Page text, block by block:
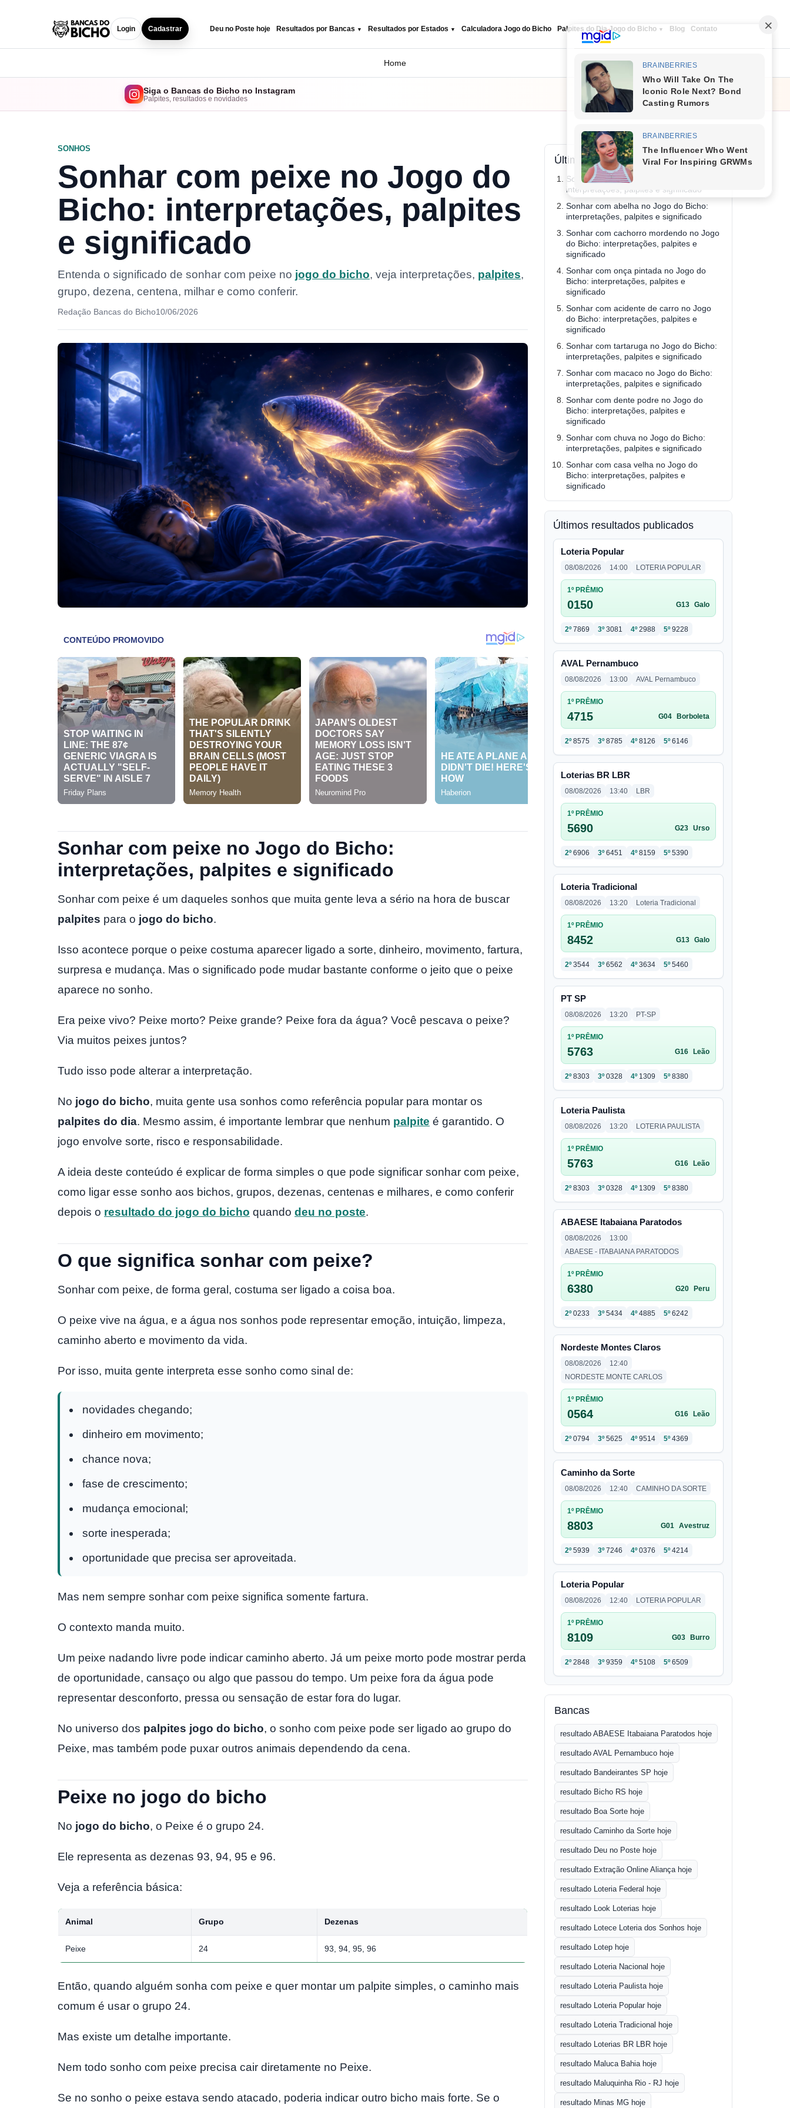
Login Cadastrar Deu no Poste hoje Resultados por Bancas Resultados por Estados Calculadora Jogo do Bicho Palpites do Dia Jogo do Bicho Blog Contato
Home
Siga o Bancas do Bicho no Instagram
Palpites, resultados e novidades
Seguir
SONHOS
Sonhar com peixe no Jogo do
Bicho: interpretações, palpites
e significado
Entenda o significado de sonhar com peixe no jogo do bicho, veja interpretações, palpites,
grupo, dezena, centena, milhar e como conferir.
Redação Bancas do Bicho10/06/2026
Sonhar com peixe no Jogo do Bicho:
interpretações, palpites e significado
Sonhar com peixe é um daqueles sonhos que muita gente leva a sério na hora de buscar
palpites para o jogo do bicho.
Isso acontece porque o peixe costuma aparecer ligado a sorte, dinheiro, movimento, fartura,
surpresa e mudança. Mas o significado pode mudar bastante conforme o jeito que o peixe
aparece no sonho.
Era peixe vivo? Peixe morto? Peixe grande? Peixe fora da água? Você pescava o peixe?
Via muitos peixes juntos?
Tudo isso pode alterar a interpretação.
No jogo do bicho, muita gente usa sonhos como referência popular para montar os
palpites do dia. Mesmo assim, é importante lembrar que nenhum palpite é garantido. O
jogo envolve sorte, risco e responsabilidade.
A ideia deste conteúdo é explicar de forma simples o que pode significar sonhar com peixe,
como ligar esse sonho aos bichos, grupos, dezenas, centenas e milhares, e como conferir
depois o resultado do jogo do bicho quando deu no poste.
O que significa sonhar com peixe?
Sonhar com peixe, de forma geral, costuma ser ligado a coisa boa.
O peixe vive na água, e a água nos sonhos pode representar emoção, intuição, limpeza,
caminho aberto e movimento da vida.
Por isso, muita gente interpreta esse sonho como sinal de:
novidades chegando;
dinheiro em movimento;
chance nova;
fase de crescimento;
mudança emocional;
sorte inesperada;
oportunidade que precisa ser aproveitada.
Mas nem sempre sonhar com peixe significa somente fartura.
O contexto manda muito.
Um peixe nadando livre pode indicar caminho aberto. Já um peixe morto pode mostrar perda
de oportunidade, cansaço ou algo que passou do tempo. Um peixe fora da água pode
representar desconforto, pressa ou sensação de estar fora do lugar.
No universo dos palpites jogo do bicho, o sonho com peixe pode ser ligado ao grupo do
Peixe, mas também pode puxar outros animais dependendo da cena.
Peixe no jogo do bicho
No jogo do bicho, o Peixe é o grupo 24.
Ele representa as dezenas 93, 94, 95 e 96.
Veja a referência básica:
Animal Grupo Dezenas
Peixe 24 93, 94, 95, 96
Então, quando alguém sonha com peixe e quer montar um palpite simples, o caminho mais
comum é usar o grupo 24.
Mas existe um detalhe importante.
Nem todo sonho com peixe precisa cair diretamente no Peixe.
Se no sonho o peixe estava sendo atacado, poderia indicar outro bicho mais forte. Se o
Últimos conteúdos
Sonhar com ovo no Jogo do Bicho:
interpretações, palpites e significado
Sonhar com abelha no Jogo do Bicho:
interpretações, palpites e significado
Sonhar com cachorro mordendo no Jogo
do Bicho: interpretações, palpites e
significado
Sonhar com onça pintada no Jogo do
Bicho: interpretações, palpites e
significado
Sonhar com acidente de carro no Jogo
do Bicho: interpretações, palpites e
significado
Sonhar com tartaruga no Jogo do Bicho:
interpretações, palpites e significado
Sonhar com macaco no Jogo do Bicho:
interpretações, palpites e significado
Sonhar com dente podre no Jogo do
Bicho: interpretações, palpites e
significado
Sonhar com chuva no Jogo do Bicho:
interpretações, palpites e significado
Sonhar com casa velha no Jogo do
Bicho: interpretações, palpites e
significado
Últimos resultados publicados
Loteria Popular
08/08/2026 14:00 LOTERIA POPULAR
1º PRÊMIO
0150 G13 Galo
2º 7869 3º 3081 4º 2988 5º 9228
AVAL Pernambuco
08/08/2026 13:00 AVAL Pernambuco
1º PRÊMIO
4715 G04 Borboleta
2º 8575 3º 8785 4º 8126 5º 6146
Loterias BR LBR
08/08/2026 13:40 LBR
1º PRÊMIO
5690 G23 Urso
2º 6906 3º 6451 4º 8159 5º 5390
Loteria Tradicional
08/08/2026 13:20 Loteria Tradicional
1º PRÊMIO
8452 G13 Galo
2º 3544 3º 6562 4º 3634 5º 5460
PT SP
08/08/2026 13:20 PT-SP
1º PRÊMIO
5763 G16 Leão
2º 8303 3º 0328 4º 1309 5º 8380
Loteria Paulista
08/08/2026 13:20 LOTERIA PAULISTA
1º PRÊMIO
5763 G16 Leão
2º 8303 3º 0328 4º 1309 5º 8380
ABAESE Itabaiana Paratodos
08/08/2026
13:00
ABAESE - ITABAIANA PARATODOS
1º PRÊMIO
6380 G20 Peru
2º 0233 3º 5434 4º 4885 5º 6242
Nordeste Montes Claros
08/08/2026
12:40
NORDESTE MONTE CARLOS
1º PRÊMIO
0564 G16 Leão
2º 0794 3º 5625 4º 9514 5º 4369
Caminho da Sorte
08/08/2026 12:40 CAMINHO DA SORTE
1º PRÊMIO
8803 G01 Avestruz
2º 5939 3º 7246 4º 0376 5º 4214
Loteria Popular
08/08/2026 12:40 LOTERIA POPULAR
1º PRÊMIO
8109 G03 Burro
2º 2848 3º 9359 4º 5108 5º 6509
Bancas
resultado ABAESE Itabaiana Paratodos hoje
resultado AVAL Pernambuco hoje
resultado Bandeirantes SP hoje
resultado Bicho RS hoje
resultado Boa Sorte hoje
resultado Caminho da Sorte hoje
resultado Deu no Poste hoje
resultado Extração Online Aliança hoje
resultado Loteria Federal hoje
resultado Look Loterias hoje
resultado Lotece Loteria dos Sonhos hoje
resultado Lotep hoje
resultado Loteria Nacional hoje
resultado Loteria Paulista hoje
resultado Loteria Popular hoje
resultado Loteria Tradicional hoje
resultado Loterias BR LBR hoje
resultado Maluca Bahia hoje
resultado Maluquinha Rio - RJ hoje
resultado Minas MG hoje